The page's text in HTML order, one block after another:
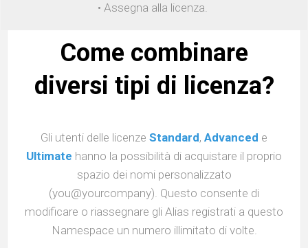
• Assegna alla licenza.
Come combinare
diversi tipi di licenza?
Gli utenti delle licenze Standard, Advanced e
Ultimate hanno la possibilità di acquistare il proprio
spazio dei nomi personalizzato
(you@yourcompany). Questo consente di
modificare o riassegnare gli Alias registrati a questo
Namespace un numero illimitato di volte.